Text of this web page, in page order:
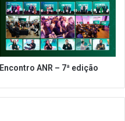
Encontro ANR – 7ª edição